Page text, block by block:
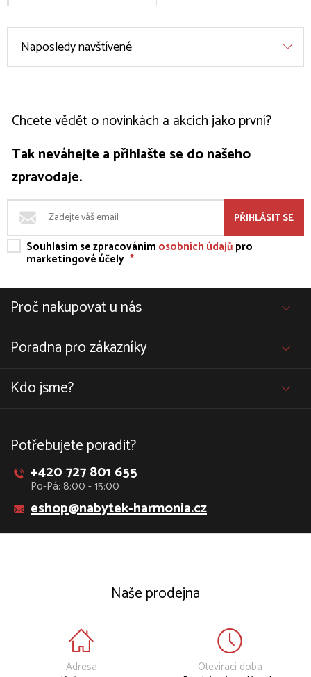
Naposledy navštívené
Chcete vědět o novinkách a akcích jako první?
Tak neváhejte a přihlašte se do našeho
zpravodaje.
PŘIHLÁSIT SE
Souhlasím se zpracovánímosobních údajůpro
marketingové účely *
Proč nakupovat u nás
Poradna pro zákazníky
Kdo jsme?
Potřebujete poradit?
+420 727 801 655
Po-Pá: 8:00 - 15:00
eshop@nabytek-harmonia.cz
Naše prodejna
Adresa
Otevírací doba